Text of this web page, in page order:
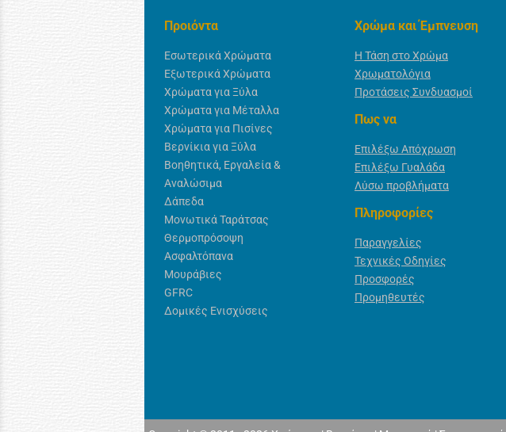
Προιόντα
Εσωτερικά Χρώματα
Εξωτερικά Χρώματα
Χρώματα για Ξύλα
Χρώματα για Μέταλλα
Χρώματα για Πισίνες
Βερνίκια για Ξύλα
Βοηθητικά, Εργαλεία &
Αναλώσιμα
Δάπεδα
Μονωτικά Ταράτσας
Θερμοπρόσοψη
Ασφαλτόπανα
Μουράβιες
GFRC
Δομικές Ενισχύσεις
Χρώμα και Έμπνευση
Η Τάση στο Χρώμα
Χρωματολόγια
Προτάσεις Συνδυασμοί
Πως να
Επιλέξω Απόχρωση
Επιλέξω Γυαλάδα
Λύσω προβλήματα
Πληροφορίες
Παραγγελίες
Τεχνικές Οδηγίες
Προσφορές
Προμηθευτές